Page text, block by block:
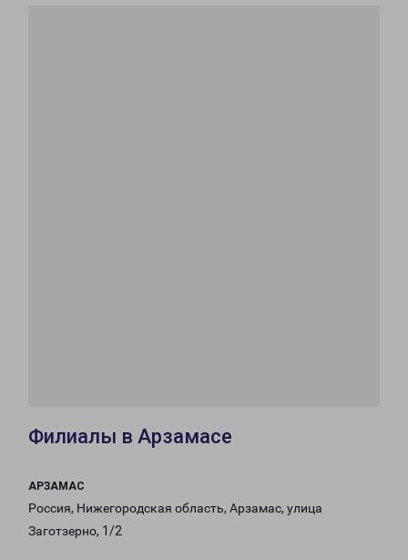
Филиалы в Арзамасе
АРЗАМАС
Россия, Нижегородская область, Арзамас, улица
Заготзерно, 1/2